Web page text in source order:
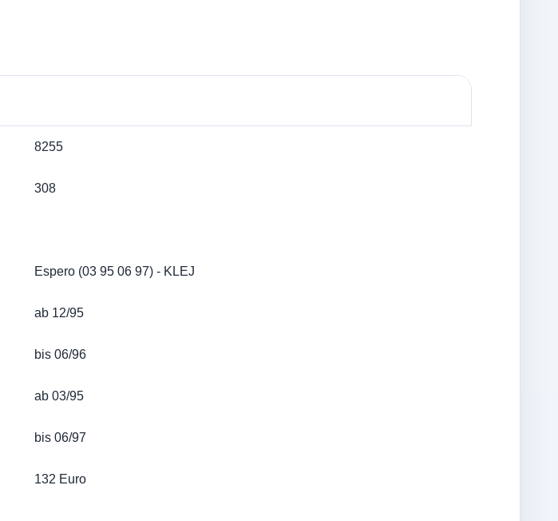
8255
308
Espero (03 95 06 97) - KLEJ
ab 12/95
bis 06/96
ab 03/95
bis 06/97
132 Euro